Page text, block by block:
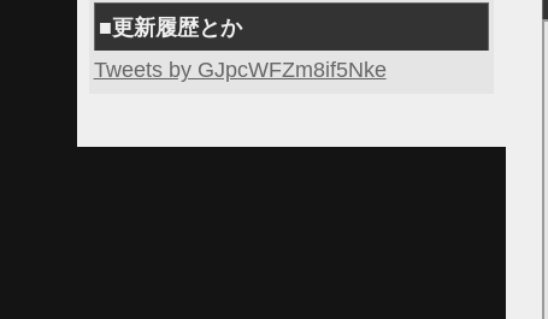
■更新履歴とか
Tweets by GJpcWFZm8if5Nke